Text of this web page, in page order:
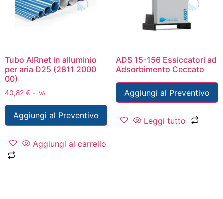
Tubo AIRnet in alluminio
per aria D25 (2811 2000
00)
40,82 € + IVA
Aggiungi al Preventivo
Aggiungi al carrello
ADS 15-156 Essiccatori ad
Adsorbimento Ceccato
Aggiungi al Preventivo
Leggi tutto